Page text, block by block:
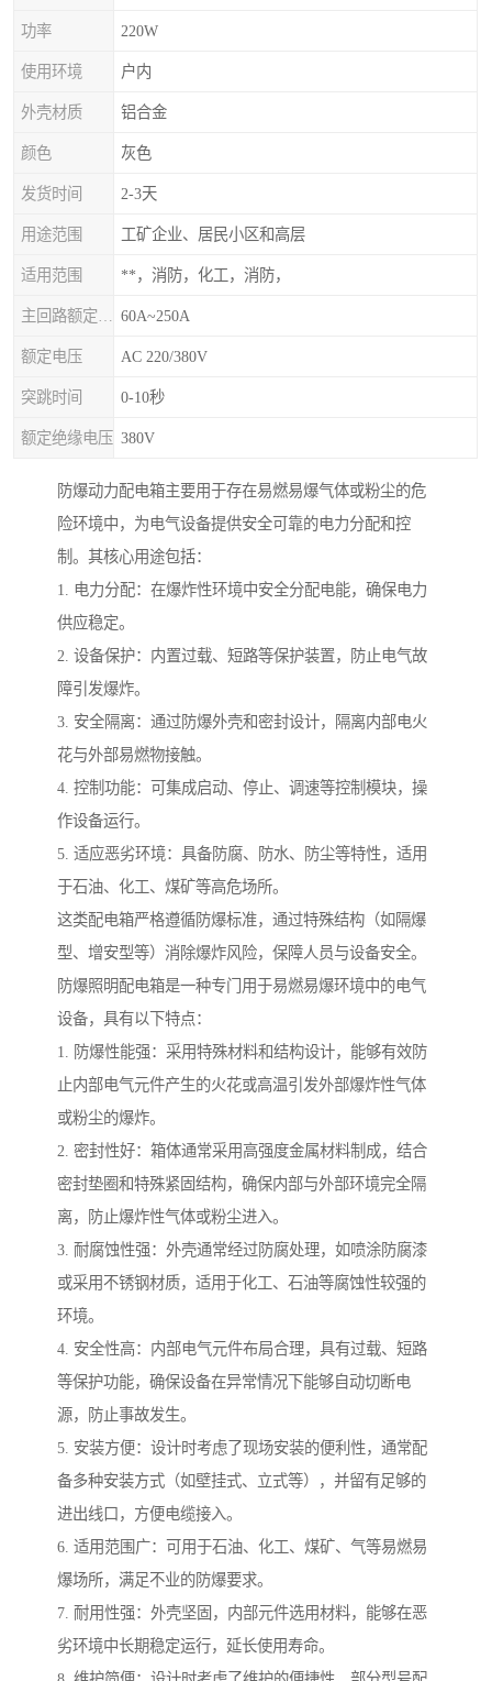
功率 220W
使用环境 户内
外壳材质 铝合金
颜色 灰色
发货时间 2-3天
用途范围 工矿企业、居民小区和高层
适用范围 **，消防，化工，消防，
60A~250A
额定电压 AC 220/380V
突跳时间 0-10秒
额定绝缘电压 380V
防爆动力配电箱主要用于存在易燃易爆气体或粉尘的危
险环境中，为电气设备提供安全可靠的电力分配和控
制。其核心用途包括：
1. 电力分配：在爆炸性环境中安全分配电能，确保电力
供应稳定。
2. 设备保护：内置过载、短路等保护装置，防止电气故
障引发爆炸。
3. 安全隔离：通过防爆外壳和密封设计，隔离内部电火
花与外部易燃物接触。
4. 控制功能：可集成启动、停止、调速等控制模块，操
作设备运行。
5. 适应恶劣环境：具备防腐、防水、防尘等特性，适用
于石油、化工、煤矿等高危场所。
这类配电箱严格遵循防爆标准，通过特殊结构（如隔爆
型、增安型等）消除爆炸风险，保障人员与设备安全。
防爆照明配电箱是一种专门用于易燃易爆环境中的电气
设备，具有以下特点：
1. 防爆性能强：采用特殊材料和结构设计，能够有效防
止内部电气元件产生的火花或高温引发外部爆炸性气体
或粉尘的爆炸。
2. 密封性好：箱体通常采用高强度金属材料制成，结合
密封垫圈和特殊紧固结构，确保内部与外部环境完全隔
离，防止爆炸性气体或粉尘进入。
3. 耐腐蚀性强：外壳通常经过防腐处理，如喷涂防腐漆
或采用不锈钢材质，适用于化工、石油等腐蚀性较强的
环境。
4. 安全性高：内部电气元件布局合理，具有过载、短路
等保护功能，确保设备在异常情况下能够自动切断电
源，防止事故发生。
5. 安装方便：设计时考虑了现场安装的便利性，通常配
备多种安装方式（如壁挂式、立式等），并留有足够的
进出线口，方便电缆接入。
6. 适用范围广：可用于石油、化工、煤矿、气等易燃易
爆场所，满足不业的防爆要求。
7. 耐用性强：外壳坚固，内部元件选用材料，能够在恶
劣环境中长期稳定运行，延长使用寿命。